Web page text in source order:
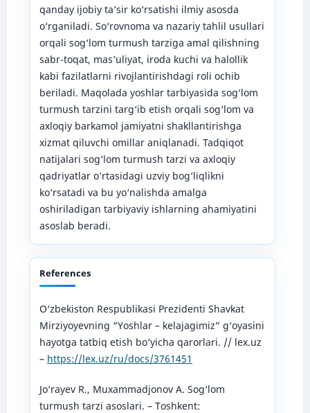
qanday ijobiy ta’sir ko‘rsatishi ilmiy asosda
o‘rganiladi. So‘rovnoma va nazariy tahlil usullari
orqali sog‘lom turmush tarziga amal qilishning
sabr-toqat, mas’uliyat, iroda kuchi va halollik
kabi fazilatlarni rivojlantirishdagi roli ochib
beriladi. Maqolada yoshlar tarbiyasida sog‘lom
turmush tarzini targ‘ib etish orqali sog‘lom va
axloqiy barkamol jamiyatni shakllantirishga
xizmat qiluvchi omillar aniqlanadi. Tadqiqot
natijalari sog‘lom turmush tarzi va axloqiy
qadriyatlar o‘rtasidagi uzviy bog‘liqlikni
ko‘rsatadi va bu yo‘nalishda amalga
oshiriladigan tarbiyaviy ishlarning ahamiyatini
asoslab beradi.
References
O‘zbekiston Respublikasi Prezidenti Shavkat
Mirziyoyevning “Yoshlar – kelajagimiz” g‘oyasini
hayotga tatbiq etish bo‘yicha qarorlari. // lex.uz
– https://lex.uz/ru/docs/3761451
Jo‘rayev R., Muxammadjonov A. Sog‘lom
turmush tarzi asoslari. – Toshkent: